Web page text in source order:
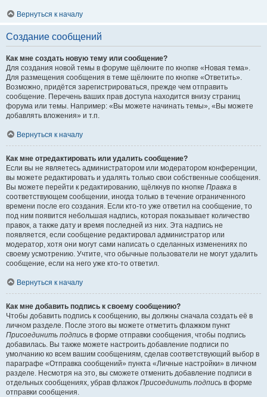
Вернуться к началу
Создание сообщений
Как мне создать новую тему или сообщение?
Для создания новой темы в форуме щёлкните по кнопке «Новая тема».
Для размещения сообщения в теме щёлкните по кнопке «Ответить».
Возможно, придётся зарегистрироваться, прежде чем отправить
сообщение. Перечень ваших прав доступа находится внизу страниц
форума или темы. Например: «Вы можете начинать темы», «Вы можете
добавлять вложения» и т.п.
Вернуться к началу
Как мне отредактировать или удалить сообщение?
Если вы не являетесь администратором или модератором конференции,
вы можете редактировать и удалять только свои собственные сообщения.
Вы можете перейти к редактированию, щёлкнув по кнопке Правка в
соответствующем сообщении, иногда только в течение ограниченного
времени после его создания. Если кто-то уже ответил на сообщение, то
под ним появится небольшая надпись, которая показывает количество
правок, а также дату и время последней из них. Эта надпись не
появляется, если сообщение редактировал администратор или
модератор, хотя они могут сами написать о сделанных изменениях по
своему усмотрению. Учтите, что обычные пользователи не могут удалить
сообщение, если на него уже кто-то ответил.
Вернуться к началу
Как мне добавить подпись к своему сообщению?
Чтобы добавить подпись к сообщению, вы должны сначала создать её в
личном разделе. После этого вы можете отметить флажком пункт
Присоединить подпись в форме отправки сообщения, чтобы подпись
добавилась. Вы также можете настроить добавление подписи по
умолчанию ко всем вашим сообщениям, сделав соответствующий выбор в
параграфе «Отправка сообщений» пункта «Личные настройки» в личном
разделе. Несмотря на это, вы сможете отменить добавление подписи в
отдельных сообщениях, убрав флажок Присоединить подпись в форме
отправки сообщения.